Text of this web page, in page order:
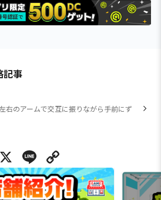
記事
右のアームで交互に振りながら手前にず
X Line